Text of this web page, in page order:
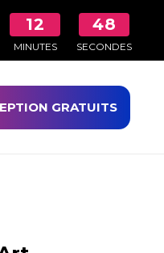
12
MINUTES
47
SECONDES
GRATUITS